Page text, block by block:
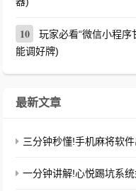
10
玩家必看“微信小程
能调好牌)
最新文章
三分钟秒懂!手机麻将软
一分钟讲解!心悦踢坑系